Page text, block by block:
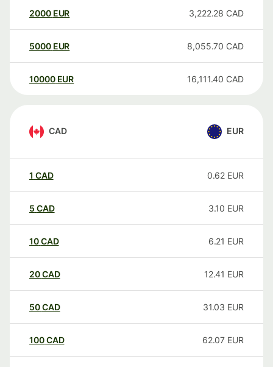
2000 EUR 3,222.28 CAD
5000 EUR 8,055.70 CAD
10000 EUR 16,111.40 CAD
CAD EUR
1 CAD 0.62 EUR
5 CAD 3.10 EUR
10CAD 6.21 EUR
20CAD 12.41 EUR
50CAD 31.03 EUR
100CAD 62.07 EUR